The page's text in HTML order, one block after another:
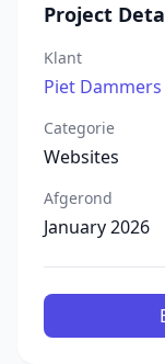
Project
Klant
Piet Dammers
Categorie
Websites
Afgerond
January 2026